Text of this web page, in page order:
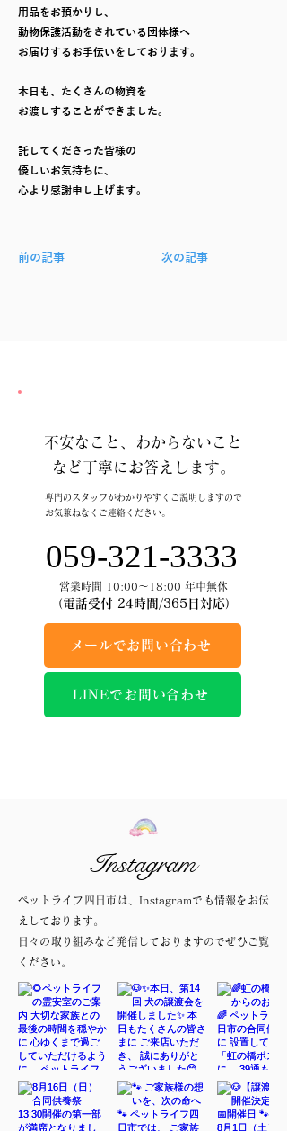
用品をお預かりし、
動物保護活動をされている団体様へ
お届けするお手伝いをしております。
本日も、たくさんの物資を
お渡しすることができました。
託してくださった皆様の
優しいお気持ちに、
心より感謝申し上げます。
前の記事 次の記事
不安なこと、わからないこと
など丁寧にお答えします。
専門のスタッフがわかりやすくご説明しますので
お気兼ねなくご連絡ください。
059-321-3333
営業時間 10:00～18:00 年中無休
（電話受付 24時間/365日対応）
メールでお問い合わせ
LINEでお問い合わせ
Instagram
ペットライフ四日市は、Instagramでも情報をお伝
えしております。
日々の取り組みなど発信しておりますのでぜひご覧
ください。